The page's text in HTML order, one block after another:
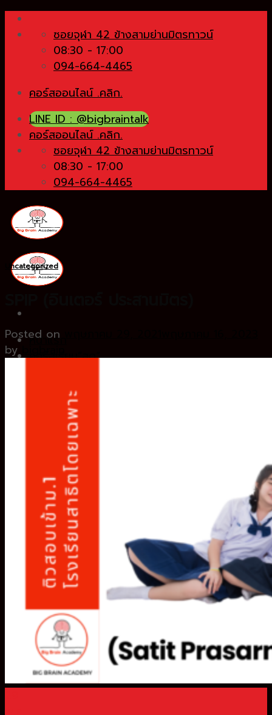
Skip
content
ซอยจุฬา 42 ข้างสามย่านมิตรทาวน์
08:30 - 17:00
094-664-4465
คอร์สออนไลน์ .คลิก.
LINE ID : @bigbraintalk
คอร์สออนไลน์ .คลิก.
ซอยจุฬา 42 ข้างสามย่านมิตรทาวน์
08:30 - 17:00
094-664-4465
หน้าแรก
คอร์สเรียน”สด”
Fundamental ชั้นป.5
Intensive ชั้นป.6
ทำไมต้อง BigBrain
ทำเนียบคนเก่ง
ตัวอย่างการสอน
คำถามที่พบบ่อย
สมัครเรียน
คลังความรู้
LINE ID : @bigbraintalk
ตะกร้าสินค้า
ไม่มีสินค้าในตะกร้า
Uncategorized
Posted on
by